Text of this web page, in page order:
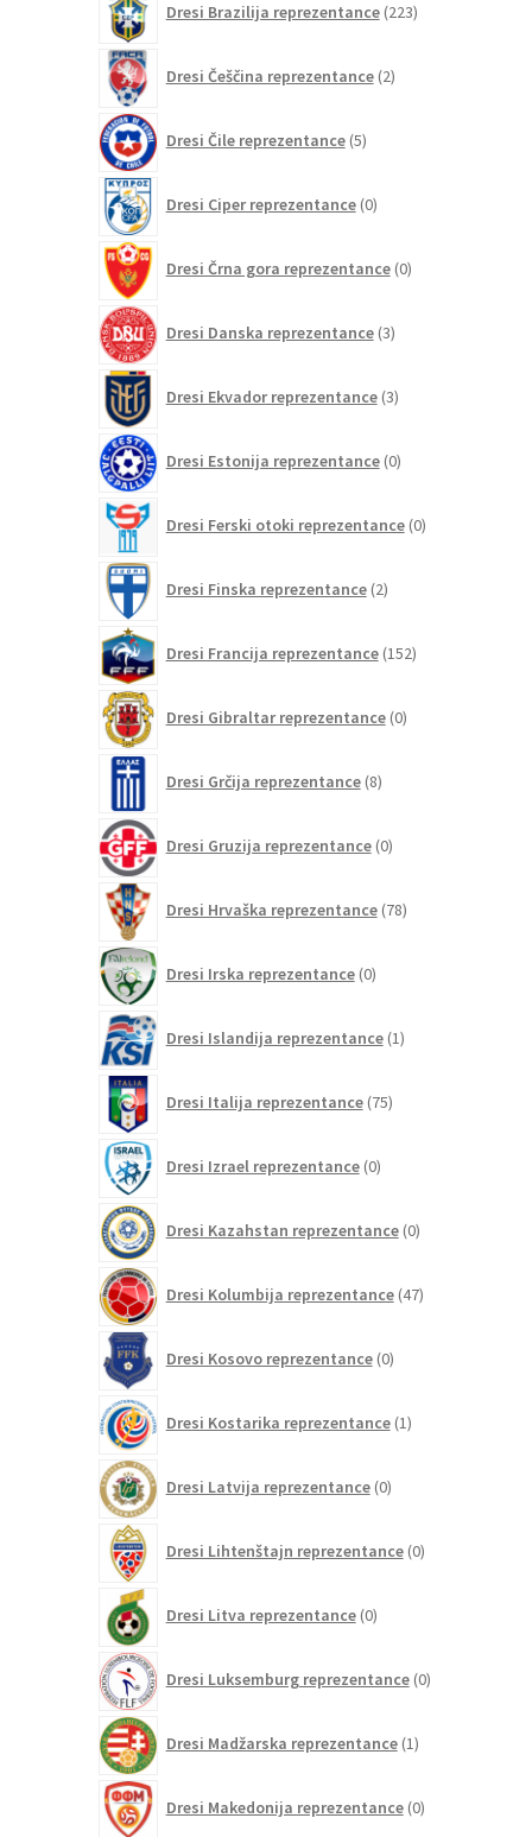
Dresi Brazilija reprezentance 223izdelkov
Dresi Češčina reprezentance 2izdelka
Dresi Čile reprezentance 5izdelkov
Dresi Ciper reprezentance 0izdelkov
Dresi Črna gora reprezentance 0izdelkov
Dresi Danska reprezentance 3izdelki
Dresi Ekvador reprezentance 3izdelki
Dresi Estonija reprezentance 0izdelkov
Dresi Ferski otoki reprezentance 0izdelkov
Dresi Finska reprezentance 2izdelka
Dresi Francija reprezentance 152izdelkov
Dresi Gibraltar reprezentance 0izdelkov
Dresi Grčija reprezentance 8izdelkov
Dresi Gruzija reprezentance 0izdelkov
Dresi Hrvaška reprezentance 78izdelkov
Dresi Irska reprezentance 0izdelkov
Dresi Islandija reprezentance 1izdelek
Dresi Italija reprezentance 75izdelkov
Dresi Izrael reprezentance 0izdelkov
Dresi Kazahstan reprezentance 0izdelkov
Dresi Kolumbija reprezentance 47izdelkov
Dresi Kosovo reprezentance 0izdelkov
Dresi Kostarika reprezentance 1izdelek
Dresi Latvija reprezentance 0izdelkov
Dresi Lihtenštajn reprezentance 0izdelkov
Dresi Litva reprezentance 0izdelkov
Dresi Luksemburg reprezentance 0izdelkov
Dresi Madžarska reprezentance 1izdelek
Dresi Makedonija reprezentance 0izdelkov